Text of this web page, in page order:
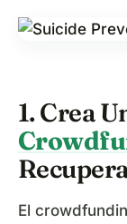
1. Crea
El